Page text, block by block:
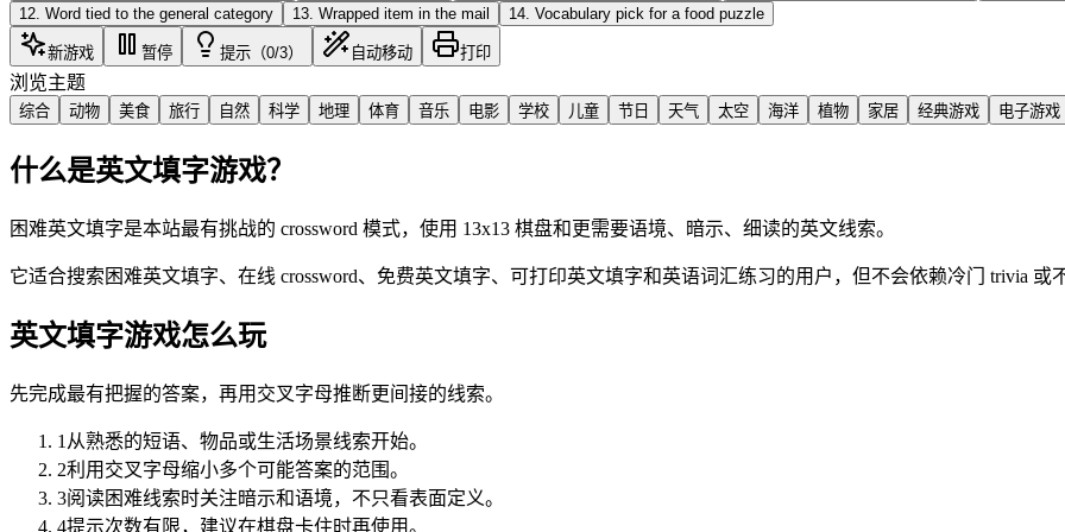
12 Word tied to the general category 13 Wrapped item in the mail 14 Vocabulary pick for a food puzzle
新游戏 暂停 提示（0/3） 自动移动 打印
浏览主题
综合 动物 美食 旅行 自然 科学 地理 体育 音乐 电影 学校 儿童 节日 天气 太空 海洋 植物 家居 经典游戏 电子游戏
什么是英文填字游戏？
困难英文填字是本站最有挑战的 crossword 模式，使用 13x13 棋盘和更需要语境、暗示、细读的英文线索。
它适合搜索困难英文填字、在线 crossword、免费英文填字、可打印英文填字和英语词汇练习的用户，但不会依赖冷门 trivia 或
英文填字游戏怎么玩
先完成最有把握的答案，再用交叉字母推断更间接的线索。
1 从熟悉的短语、物品或生活场景线索开始。
2利用交叉字母缩小多个可能答案的范围。
3阅读困难线索时关注暗示和语境，不只看表面定义。
4提示次数有限，建议在棋盘卡住时再使用。